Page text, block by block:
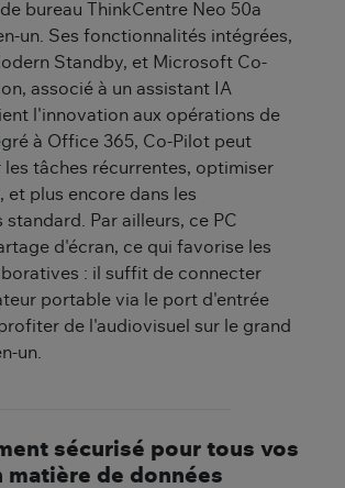
bureau ThinkCentre Neo 50a
un. Ses fonctionnalités intégrées,
Standby, et Microsoft Co-
associé à un assistant IA
l'innovation aux opérations de
à Office 365, Co-Pilot peut
tâches récurrentes, optimiser
et plus encore dans les
Par ailleurs, ce PC
d'écran, ce qui favorise les
: il suffit de connecter
portable via le port d'entrée
de l'audiovisuel sur le grand
un.
sécurisé pour tous vos
matière de données